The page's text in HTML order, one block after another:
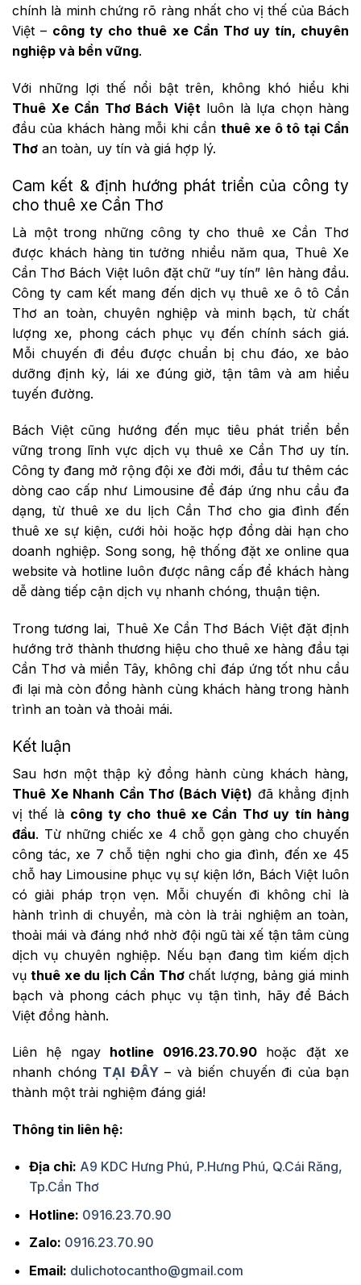
chính là minh chứng rõ ràng nhất cho vị thế của Bách
Việt – công ty cho thuê xe Cần Thơ uy tín, chuyên
nghiệp và bền vững.
Với những lợi thế nổi bật trên, không khó hiểu khi
Thuê Xe Cần Thơ Bách Việtluôn là lựa chọn hàng
đầu của khách hàng mỗi khi cần thuê xe ô tô tại Cần
Thơ an toàn, uy tín và giá hợp lý.
Cam kết & định hướng phát triển của công ty
cho thuê xe Cần Thơ
Là một trong những công ty cho thuê xe Cần Thơ
được khách hàng tin tưởng nhiều năm qua, Thuê Xe
Cần Thơ Bách Việt luôn đặt chữ “uy tín” lên hàng đầu.
Công ty cam kết mang đến dịch vụ thuê xe ô tô Cần
Thơ an toàn, chuyên nghiệp và minh bạch, từ chất
lượng xe, phong cách phục vụ đến chính sách giá.
Mỗi chuyến đi đều được chuẩn bị chu đáo, xe bảo
dưỡng định kỳ, lái xe đúng giờ, tận tâm và am hiểu
tuyến đường.
Bách Việt cũng hướng đến mục tiêu phát triển bền
vững trong lĩnh vực dịch vụ thuê xe Cần Thơ uy tín.
Công ty đang mở rộng đội xe đời mới, đầu tư thêm các
dòng cao cấp như Limousine để đáp ứng nhu cầu đa
dạng, từ thuê xe du lịch Cần Thơ cho gia đình đến
thuê xe sự kiện, cưới hỏi hoặc hợp đồng dài hạn cho
doanh nghiệp. Song song, hệ thống đặt xe online qua
website và hotline luôn được nâng cấp để khách hàng
dễ dàng tiếp cận dịch vụ nhanh chóng, thuận tiện.
Trong tương lai, Thuê Xe Cần Thơ Bách Việt đặt định
hướng trở thành thương hiệu cho thuê xe hàng đầu tại
Cần Thơ và miền Tây, không chỉ đáp ứng tốt nhu cầu
đi lại mà còn đồng hành cùng khách hàng trong hành
trình an toàn và thoải mái.
Kết luận
Sau hơn một thập kỷ đồng hành cùng khách hàng,
Thuê Xe Nhanh Cần Thơ (Bách Việt) đã khẳng định
vị thế là công ty cho thuê xe Cần Thơ uy tín hàng
đầu. Từ những chiếc xe 4 chỗ gọn gàng cho chuyến
công tác, xe 7 chỗ tiện nghi cho gia đình, đến xe 45
chỗ hay Limousine phục vụ sự kiện lớn, Bách Việt luôn
có giải pháp trọn vẹn. Mỗi chuyến đi không chỉ là
hành trình di chuyển, mà còn là trải nghiệm an toàn,
thoải mái và đáng nhớ nhờ đội ngũ tài xế tận tâm cùng
dịch vụ chuyên nghiệp. Nếu bạn đang tìm kiếm dịch
vụthuê xe du lịch Cần Thơchất lượng, bảng giá minh
bạch và phong cách phục vụ tận tình, hãy để Bách
Việt đồng hành.
Liên hệ ngay hotline 0916.23.70.90hoặc đặt xe
nhanh chóng TẠI ĐÂY– và biến chuyến đi của bạn
thành một trải nghiệm đáng giá!
Thông tin liên hệ:
Địa chỉ: A9 KDC Hưng Phú, P.Hưng Phú, Q.Cái Răng,
Tp.Cần Thơ
Hotline: 0916.23.70.90
Zalo: 0916.23.70.90
Email: dulichotocantho@gmail.com